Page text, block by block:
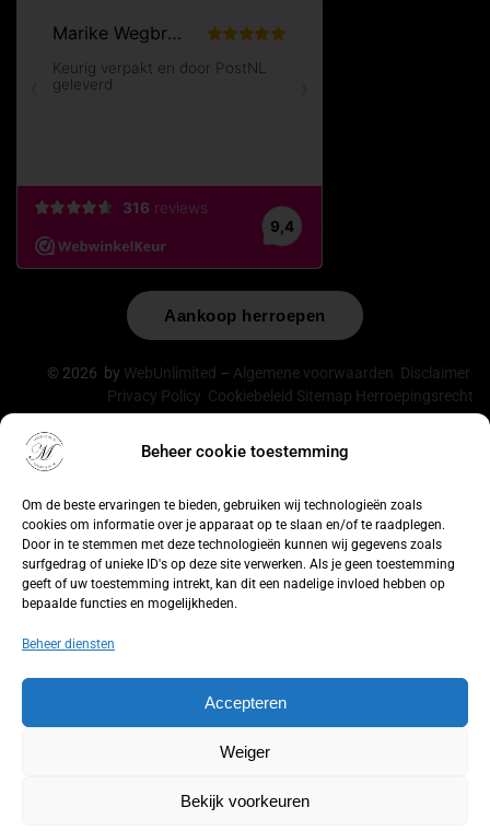
Beheer cookie toestemming
Om de beste ervaringen te bieden, gebruiken wij technologieën zoals
cookies om informatie over je apparaat op te slaan en/of te raadplegen.
Door in te stemmen met deze technologieën kunnen wij gegevens zoals
surfgedrag of unieke ID's op deze site verwerken. Als je geen toestemming
geeft of uw toestemming intrekt, kan dit een nadelige invloed hebben op
bepaalde functies en mogelijkheden.
Beheer diensten
Accepteren
Weiger
Bekijk voorkeuren
Aankoop herroepen
© 2026 by WebUnlimited – Algemene voorwaarden Disclaimer
Privacy Policy Cookiebeleid Sitemap Herroepingsrecht
De waardering van lingeriebym.nl/ bij
WebwinkelKeur